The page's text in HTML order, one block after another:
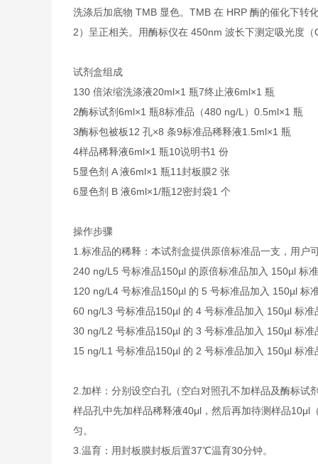
洗涤后加底物 TMB 显色。TMB 在 HRP 酶的催化下转
2）呈正相关。用酶标仪在 450nm 波长下测定吸光度
试剂盒组成
130 倍浓缩洗涤液20ml×1 瓶7终止液6ml×1 瓶
2酶标试剂6ml×1 瓶8标准品（480 ng/L） 0.5ml×1 瓶
3酶标包被板12 孔×8 条9标准品稀释液1.5ml×1 瓶
4样品稀释液6ml×1 瓶10说明书1 份
5显色剂 A 液6ml×1 瓶11封板膜2 张
6显色剂 B 液6ml×1/瓶12密封袋1 个
操作步骤
1. 标准品的稀释：本试剂盒提供原倍标准品一支，用户
240 ng/L 5 号标准品150µl 的原倍标准品加入 150µl 标
120 ng/L 4 号标准品150µl 的 5 号标准品加入 150µl 标
60 ng/L 3 号标准品150µl 的 4 号标准品加入 150µl 标准
30 ng/L 2 号标准品150µl 的 3 号标准品加入 150µl 标准
15 ng/L 1 号标准品150µl 的 2 号标准品加入 150µl 标准
2. 加样：分别设空白孔（空白对照孔不加样品及酶标试
样品孔中先加样品稀释液40μl，然后再加待测样品10μl
匀。
3. 温育：用封板膜封板后置37℃温育30分钟。